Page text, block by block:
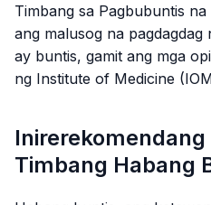
Timbang sa Pagbubuntis
ang malusog na
ay buntis, gamit ang mga
ng Institute of Medicine
Timbang Habang